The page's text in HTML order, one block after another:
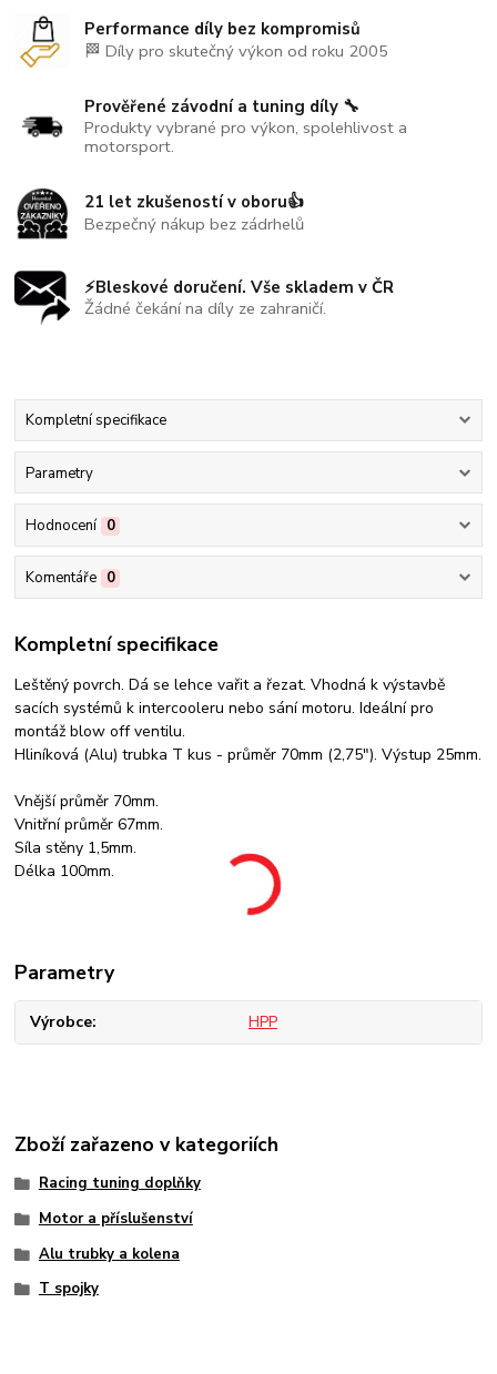
Performance díly bez kompromisů
🏁 Díly pro skutečný výkon od roku 2005
Prověřené závodní a tuning díly 🔧
Produkty vybrané pro výkon, spolehlivost a
motorsport.
21 let zkušeností v oboru👍
Bezpečný nákup bez zádrhelů
⚡Bleskové doručení. Vše skladem v ČR
Žádné čekání na díly ze zahraničí.
Kompletní specifikace
Parametry
Hodnocení 0
Komentáře 0
Kompletní specifikace
Leštěný povrch. Dá se lehce vařit a řezat. Vhodná k výstavbě
sacích systémů k intercooleru nebo sání motoru. Ideální pro
montáž blow off ventilu.
Hliníková (Alu) trubka T kus - průměr 70mm (2,75"). Výstup 25mm.
Vnější průměr 70mm.
Vnitřní průměr 67mm.
Síla stěny 1,5mm.
Délka 100mm.
Parametry
Výrobce HPP
Zboží zařazeno v kategoriích
Racing tuning doplňky
Motor a příslušenství
Alu trubky a kolena
T spojky